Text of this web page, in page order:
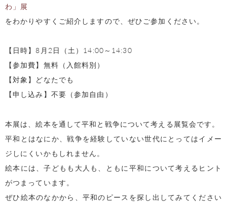
わ」展
をわかりやすくご紹介しますので、ぜひご参加ください。
【日時】8月2日（土）14:00～14:30
【参加費】無料（入館料別）
【対象】どなたでも
【申し込み】不要（参加自由）
本展は、絵本を通して平和と戦争について考える展覧会です。
平和とはなにか、戦争を経験していない世代にとってはイメー
ジしにくいかもしれません。
絵本には、子どもも大人も、ともに平和について考えるヒント
がつまっています。
ぜひ絵本のなかから、平和のピースを探し出してみてください